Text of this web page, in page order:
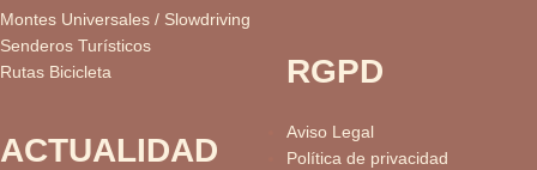
Montes Universales / Slowdriving
Senderos Turísticos
Rutas Bicicleta
ACTUALIDAD
RGPD
Aviso Legal
Política de privacidad